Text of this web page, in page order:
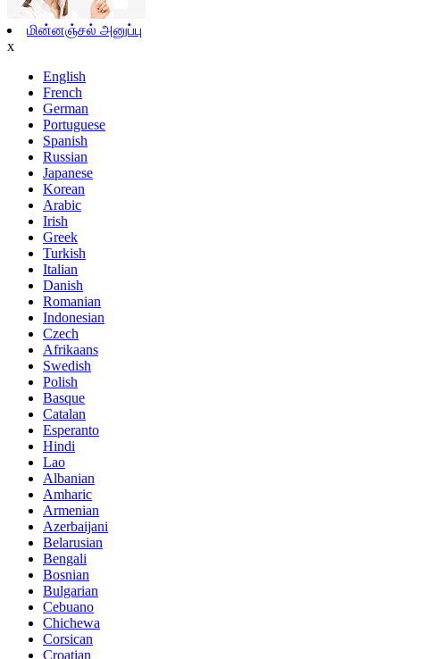
மின்னஞ்சல் அனுப்பு
x
English
French
German
Portuguese
Spanish
Russian
Japanese
Korean
Arabic
Irish
Greek
Turkish
Italian
Danish
Romanian
Indonesian
Czech
Afrikaans
Swedish
Polish
Basque
Catalan
Esperanto
Hindi
Lao
Albanian
Amharic
Armenian
Azerbaijani
Belarusian
Bengali
Bosnian
Bulgarian
Cebuano
Chichewa
Corsican
Croatian